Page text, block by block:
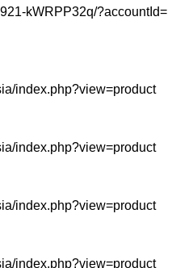
kWRPP32q/?accountId=
index.php?view=product
index.php?view=product
index.php?view=product
index.php?view=product